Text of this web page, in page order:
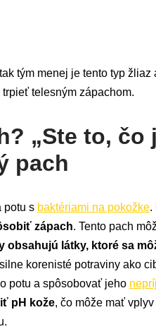
tým menej je tento typ žliaz
telesným zápachom.
„Ste to, čo
pach
potu s baktériami na pokožke.
zápach. Tento pach
obsahujú látky, ktoré sa
korenisté potraviny ako
potu a spôsobovať jeho
pH kože, čo môže mať